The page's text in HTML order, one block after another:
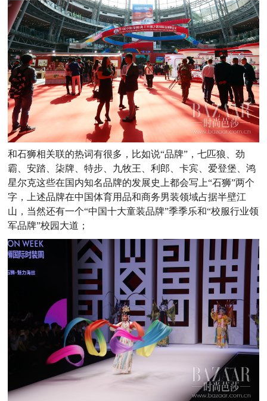
和石狮相关联的热词有很多，比如说“品牌”，七匹狼、劲
霸、安踏、柒牌、特步、九牧王、利郎、卡宾、爱登堡、鸿
星尔克这些在国内知名品牌的发展史上都会写上“石狮”两个
字，上述品牌在中国体育用品和商务男装领域占据半壁江
山，当然还有一个“中国十大童装品牌”季季乐和“校服行业领
军品牌”校园大道；